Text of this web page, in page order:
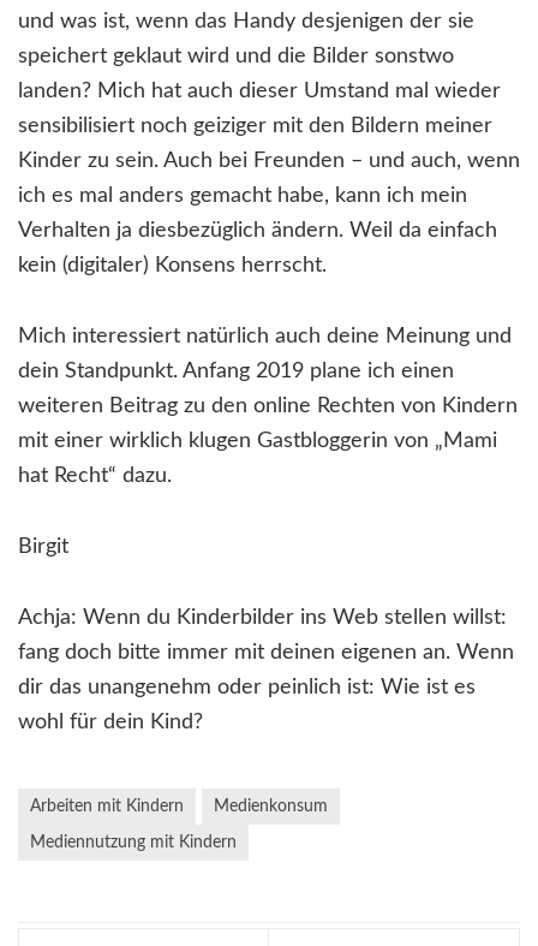
und was ist, wenn das Handy desjenigen der sie
speichert geklaut wird und die Bilder sonstwo
landen? Mich hat auch dieser Umstand mal wieder
sensibilisiert noch geiziger mit den Bildern meiner
Kinder zu sein. Auch bei Freunden – und auch, wenn
ich es mal anders gemacht habe, kann ich mein
Verhalten ja diesbezüglich ändern. Weil da einfach
kein (digitaler) Konsens herrscht.
Mich interessiert natürlich auch deine Meinung und
dein Standpunkt. Anfang 2019 plane ich einen
weiteren Beitrag zu den online Rechten von Kindern
mit einer wirklich klugen Gastbloggerin von „Mami
hat Recht“ dazu.
Birgit
Achja: Wenn du Kinderbilder ins Web stellen willst:
fang doch bitte immer mit deinen eigenen an. Wenn
dir das unangenehm oder peinlich ist: Wie ist es
wohl für dein Kind?
Arbeiten mit Kindern Medienkonsum
Mediennutzung mit Kindern